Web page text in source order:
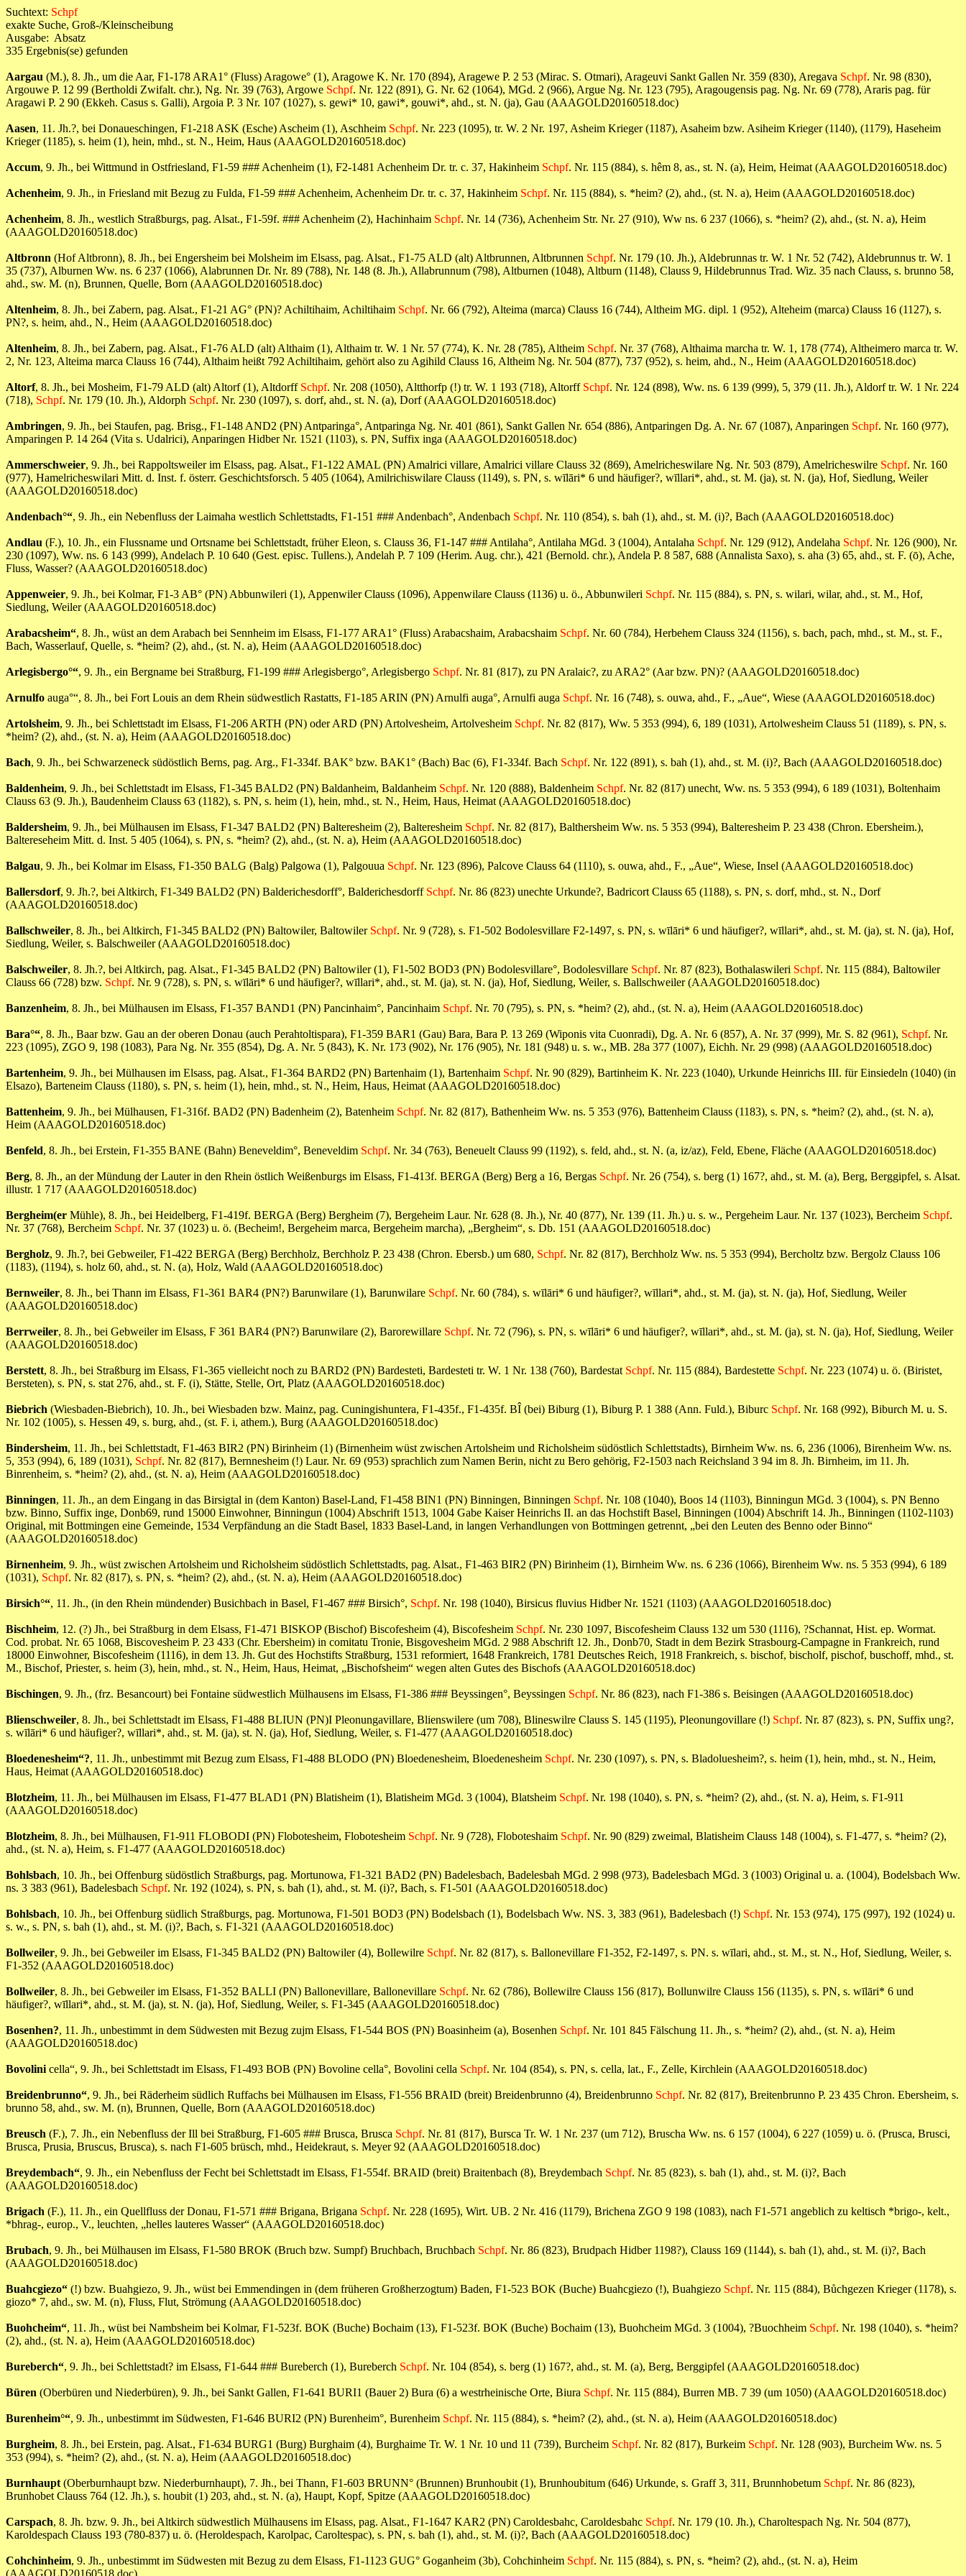
Suchtext: Schpf
exakte Suche, Groß-/Kleinscheibung
Ausgabe: Absatz
335 Ergebnis(se) gefunden
Aargau (M.), 8. Jh., um die Aar, F1-178 ARA1° (Fluss) Aragowe° (1), Aragowe K. Nr. 170 (894), Aragewe P. 2 53 (Mirac. S. Otmari), Arageuvi Sankt Gallen Nr. 359 (830), Aregava Schpf. Nr. 98 (830),
Argouwe P. 12 99 (Bertholdi Zwifalt. chr.), Ng. Nr. 39 (763), Argowe Schpf. Nr. 122 (891), G. Nr. 62 (1064), MGd. 2 (966), Argue Ng. Nr. 123 (795), Aragougensis pag. Ng. Nr. 69 (778), Araris pag. für
Aragawi P. 2 90 (Ekkeh. Casus s. Galli), Argoia P. 3 Nr. 107 (1027), s. gewi* 10, gawi*, gouwi*, ahd., st. N. (ja), Gau (AAAGOLD20160518.doc)
Aasen, 11. Jh.?, bei Donaueschingen, F1-218 ASK (Esche) Ascheim (1), Aschheim Schpf. Nr. 223 (1095), tr. W. 2 Nr. 197, Asheim Krieger (1187), Asaheim bzw. Asiheim Krieger (1140), (1179), Haseheim
Krieger (1185), s. heim (1), hein, mhd., st. N., Heim, Haus (AAAGOLD20160518.doc)
Accum, 9. Jh., bei Wittmund in Ostfriesland, F1-59 ### Achenheim (1), F2-1481 Achenheim Dr. tr. c. 37, Hakinheim Schpf. Nr. 115 (884), s. hêm 8, as., st. N. (a), Heim, Heimat (AAAGOLD20160518.doc)
Achenheim, 9. Jh., in Friesland mit Bezug zu Fulda, F1-59 ### Achenheim, Achenheim Dr. tr. c. 37, Hakinheim Schpf. Nr. 115 (884), s. *heim? (2), ahd., (st. N. a), Heim (AAAGOLD20160518.doc)
Achenheim, 8. Jh., westlich Straßburgs, pag. Alsat., F1-59f. ### Achenheim (2), Hachinhaim Schpf. Nr. 14 (736), Achenheim Str. Nr. 27 (910), Ww ns. 6 237 (1066), s. *heim? (2), ahd., (st. N. a), Heim
(AAAGOLD20160518.doc)
Altbronn (Hof Altbronn), 8. Jh., bei Engersheim bei Molsheim im Elsass, pag. Alsat., F1-75 ALD (alt) Altbrunnen, Altbrunnen Schpf. Nr. 179 (10. Jh.), Aldebrunnas tr. W. 1 Nr. 52 (742), Aldebrunnus tr. W. 1
35 (737), Alburnen Ww. ns. 6 237 (1066), Alabrunnen Dr. Nr. 89 (788), Nr. 148 (8. Jh.), Allabrunnum (798), Altburnen (1048), Altburn (1148), Clauss 9, Hildebrunnus Trad. Wiz. 35 nach Clauss, s. brunno 58,
ahd., sw. M. (n), Brunnen, Quelle, Born (AAAGOLD20160518.doc)
Altenheim, 8. Jh., bei Zabern, pag. Alsat., F1-21 AG° (PN)? Achiltihaim, Achiltihaim Schpf. Nr. 66 (792), Alteima (marca) Clauss 16 (744), Altheim MG. dipl. 1 (952), Alteheim (marca) Clauss 16 (1127), s.
PN?, s. heim, ahd., N., Heim (AAAGOLD20160518.doc)
Altenheim, 8. Jh., bei Zabern, pag. Alsat., F1-76 ALD (alt) Althaim (1), Althaim tr. W. 1 Nr. 57 (774), K. Nr. 28 (785), Altheim Schpf. Nr. 37 (768), Althaima marcha tr. W. 1, 178 (774), Altheimero marca tr. W.
2, Nr. 123, Alteima marca Clauss 16 (744), Althaim heißt 792 Achiltihaim, gehört also zu Agihild Clauss 16, Altheim Ng. Nr. 504 (877), 737 (952), s. heim, ahd., N., Heim (AAAGOLD20160518.doc)
Altorf, 8. Jh., bei Mosheim, F1-79 ALD (alt) Altorf (1), Altdorff Schpf. Nr. 208 (1050), Altthorfp (!) tr. W. 1 193 (718), Altorff Schpf. Nr. 124 (898), Ww. ns. 6 139 (999), 5, 379 (11. Jh.), Aldorf tr. W. 1 Nr. 224
(718), Schpf. Nr. 179 (10. Jh.), Aldorph Schpf. Nr. 230 (1097), s. dorf, ahd., st. N. (a), Dorf (AAAGOLD20160518.doc)
Ambringen, 9. Jh., bei Staufen, pag. Brisg., F1-148 AND2 (PN) Antparinga°, Antparinga Ng. Nr. 401 (861), Sankt Gallen Nr. 654 (886), Antparingen Dg. A. Nr. 67 (1087), Anparingen Schpf. Nr. 160 (977),
Amparingen P. 14 264 (Vita s. Udalrici), Anparingen Hidber Nr. 1521 (1103), s. PN, Suffix inga (AAAGOLD20160518.doc)
Ammerschweier, 9. Jh., bei Rappoltsweiler im Elsass, pag. Alsat., F1-122 AMAL (PN) Amalrici villare, Amalrici villare Clauss 32 (869), Amelricheswilare Ng. Nr. 503 (879), Amelricheswilre Schpf. Nr. 160
(977), Hamelricheswilari Mitt. d. Inst. f. österr. Geschichtsforsch. 5 405 (1064), Amilrichiswilare Clauss (1149), s. PN, s. wīlāri* 6 und häufiger?, wīllari*, ahd., st. M. (ja), st. N. (ja), Hof, Siedlung, Weiler
(AAAGOLD20160518.doc)
Andenbach°“, 9. Jh., ein Nebenfluss der Laimaha westlich Schlettstadts, F1-151 ### Andenbach°, Andenbach Schpf. Nr. 110 (854), s. bah (1), ahd., st. M. (i)?, Bach (AAAGOLD20160518.doc)
Andlau (F.), 10. Jh., ein Flussname und Ortsname bei Schlettstadt, früher Eleon, s. Clauss 36, F1-147 ### Antilaha°, Antilaha MGd. 3 (1004), Antalaha Schpf. Nr. 129 (912), Andelaha Schpf. Nr. 126 (900), Nr.
230 (1097), Ww. ns. 6 143 (999), Andelach P. 10 640 (Gest. episc. Tullens.), Andelah P. 7 109 (Herim. Aug. chr.), 421 (Bernold. chr.), Andela P. 8 587, 688 (Annalista Saxo), s. aha (3) 65, ahd., st. F. (ō), Ache,
Fluss, Wasser? (AAAGOLD20160518.doc)
Appenweier, 9. Jh., bei Kolmar, F1-3 AB° (PN) Abbunwileri (1), Appenwiler Clauss (1096), Appenwilare Clauss (1136) u. ö., Abbunwileri Schpf. Nr. 115 (884), s. PN, s. wilari, wilar, ahd., st. M., Hof,
Siedlung, Weiler (AAAGOLD20160518.doc)
Arabacsheim“, 8. Jh., wüst an dem Arabach bei Sennheim im Elsass, F1-177 ARA1° (Fluss) Arabacshaim, Arabacshaim Schpf. Nr. 60 (784), Herbehem Clauss 324 (1156), s. bach, pach, mhd., st. M., st. F.,
Bach, Wasserlauf, Quelle, s. *heim? (2), ahd., (st. N. a), Heim (AAAGOLD20160518.doc)
Arlegisbergo°“, 9. Jh., ein Bergname bei Straßburg, F1-199 ### Arlegisbergo°, Arlegisbergo Schpf. Nr. 81 (817), zu PN Aralaic?, zu ARA2° (Aar bzw. PN)? (AAAGOLD20160518.doc)
Arnulfo auga°“, 8. Jh., bei Fort Louis an dem Rhein südwestlich Rastatts, F1-185 ARIN (PN) Arnulfi auga°, Arnulfi auga Schpf. Nr. 16 (748), s. ouwa, ahd., F., „Aue“, Wiese (AAAGOLD20160518.doc)
Artolsheim, 9. Jh., bei Schlettstadt im Elsass, F1-206 ARTH (PN) oder ARD (PN) Artolvesheim, Artolvesheim Schpf. Nr. 82 (817), Ww. 5 353 (994), 6, 189 (1031), Artolwesheim Clauss 51 (1189), s. PN, s.
*heim? (2), ahd., (st. N. a), Heim (AAAGOLD20160518.doc)
Bach, 9. Jh., bei Schwarzeneck südöstlich Berns, pag. Arg., F1-334f. BAK° bzw. BAK1° (Bach) Bac (6), F1-334f. Bach Schpf. Nr. 122 (891), s. bah (1), ahd., st. M. (i)?, Bach (AAAGOLD20160518.doc)
Baldenheim, 9. Jh., bei Schlettstadt im Elsass, F1-345 BALD2 (PN) Baldanheim, Baldanheim Schpf. Nr. 120 (888), Baldenheim Schpf. Nr. 82 (817) unecht, Ww. ns. 5 353 (994), 6 189 (1031), Boltenhaim
Clauss 63 (9. Jh.), Baudenheim Clauss 63 (1182), s. PN, s. heim (1), hein, mhd., st. N., Heim, Haus, Heimat (AAAGOLD20160518.doc)
Baldersheim, 9. Jh., bei Mülhausen im Elsass, F1-347 BALD2 (PN) Balteresheim (2), Balteresheim Schpf. Nr. 82 (817), Balthersheim Ww. ns. 5 353 (994), Balteresheim P. 23 438 (Chron. Ebersheim.),
Baltereseheim Mitt. d. Inst. 5 405 (1064), s. PN, s. *heim? (2), ahd., (st. N. a), Heim (AAAGOLD20160518.doc)
Balgau, 9. Jh., bei Kolmar im Elsass, F1-350 BALG (Balg) Palgowa (1), Palgouua Schpf. Nr. 123 (896), Palcove Clauss 64 (1110), s. ouwa, ahd., F., „Aue“, Wiese, Insel (AAAGOLD20160518.doc)
Ballersdorf, 9. Jh.?, bei Altkirch, F1-349 BALD2 (PN) Balderichesdorff°, Balderichesdorff Schpf. Nr. 86 (823) unechte Urkunde?, Badricort Clauss 65 (1188), s. PN, s. dorf, mhd., st. N., Dorf
(AAAGOLD20160518.doc)
Ballschweiler, 8. Jh., bei Altkirch, F1-345 BALD2 (PN) Baltowiler, Baltowiler Schpf. Nr. 9 (728), s. F1-502 Bodolesvillare F2-1497, s. PN, s. wīlāri* 6 und häufiger?, wīllari*, ahd., st. M. (ja), st. N. (ja), Hof,
Siedlung, Weiler, s. Balschweiler (AAAGOLD20160518.doc)
Balschweiler, 8. Jh.?, bei Altkirch, pag. Alsat., F1-345 BALD2 (PN) Baltowiler (1), F1-502 BOD3 (PN) Bodolesvillare°, Bodolesvillare Schpf. Nr. 87 (823), Bothalaswileri Schpf. Nr. 115 (884), Baltowiler
Clauss 66 (728) bzw. Schpf. Nr. 9 (728), s. PN, s. wīlāri* 6 und häufiger?, wīllari*, ahd., st. M. (ja), st. N. (ja), Hof, Siedlung, Weiler, s. Ballschweiler (AAAGOLD20160518.doc)
Banzenheim, 8. Jh., bei Mülhausen im Elsass, F1-357 BAND1 (PN) Pancinhaim°, Pancinhaim Schpf. Nr. 70 (795), s. PN, s. *heim? (2), ahd., (st. N. a), Heim (AAAGOLD20160518.doc)
Bara°“, 8. Jh., Baar bzw. Gau an der oberen Donau (auch Perahtoltispara), F1-359 BAR1 (Gau) Bara, Bara P. 13 269 (Wiponis vita Cuonradi), Dg. A. Nr. 6 (857), A. Nr. 37 (999), Mr. S. 82 (961), Schpf. Nr.
223 (1095), ZGO 9, 198 (1083), Para Ng. Nr. 355 (854), Dg. A. Nr. 5 (843), K. Nr. 173 (902), Nr. 176 (905), Nr. 181 (948) u. s. w., MB. 28a 377 (1007), Eichh. Nr. 29 (998) (AAAGOLD20160518.doc)
Bartenheim, 9. Jh., bei Mülhausen im Elsass, pag. Alsat., F1-364 BARD2 (PN) Bartenhaim (1), Bartenhaim Schpf. Nr. 90 (829), Bartinheim K. Nr. 223 (1040), Urkunde Heinrichs III. für Einsiedeln (1040) (in
Elsazo), Barteneim Clauss (1180), s. PN, s. heim (1), hein, mhd., st. N., Heim, Haus, Heimat (AAAGOLD20160518.doc)
Battenheim, 9. Jh., bei Mülhausen, F1-316f. BAD2 (PN) Badenheim (2), Batenheim Schpf. Nr. 82 (817), Bathenheim Ww. ns. 5 353 (976), Battenheim Clauss (1183), s. PN, s. *heim? (2), ahd., (st. N. a),
Heim (AAAGOLD20160518.doc)
Benfeld, 8. Jh., bei Erstein, F1-355 BANE (Bahn) Beneveldim°, Beneveldim Schpf. Nr. 34 (763), Beneuelt Clauss 99 (1192), s. feld, ahd., st. N. (a, iz/az), Feld, Ebene, Fläche (AAAGOLD20160518.doc)
Berg, 8. Jh., an der Mündung der Lauter in den Rhein östlich Weißenburgs im Elsass, F1-413f. BERGA (Berg) Berg a 16, Bergas Schpf. Nr. 26 (754), s. berg (1) 167?, ahd., st. M. (a), Berg, Berggipfel, s. Alsat.
illustr. 1 717 (AAAGOLD20160518.doc)
Bergheim(er Mühle), 8. Jh., bei Heidelberg, F1-419f. BERGA (Berg) Bergheim (7), Bergeheim Laur. Nr. 628 (8. Jh.), Nr. 40 (877), Nr. 139 (11. Jh.) u. s. w., Pergeheim Laur. Nr. 137 (1023), Bercheim Schpf.
Nr. 37 (768), Bercheim Schpf. Nr. 37 (1023) u. ö. (Becheim!, Bergeheim marca, Bergeheim marcha), „Bergheim“, s. Db. 151 (AAAGOLD20160518.doc)
Bergholz, 9. Jh.?, bei Gebweiler, F1-422 BERGA (Berg) Berchholz, Berchholz P. 23 438 (Chron. Ebersb.) um 680, Schpf. Nr. 82 (817), Berchholz Ww. ns. 5 353 (994), Bercholtz bzw. Bergolz Clauss 106
(1183), (1194), s. holz 60, ahd., st. N. (a), Holz, Wald (AAAGOLD20160518.doc)
Bernweiler, 8. Jh., bei Thann im Elsass, F1-361 BAR4 (PN?) Barunwilare (1), Barunwilare Schpf. Nr. 60 (784), s. wīlāri* 6 und häufiger?, wīllari*, ahd., st. M. (ja), st. N. (ja), Hof, Siedlung, Weiler
(AAAGOLD20160518.doc)
Berrweiler, 8. Jh., bei Gebweiler im Elsass, F 361 BAR4 (PN?) Barunwilare (2), Barorewillare Schpf. Nr. 72 (796), s. PN, s. wīlāri* 6 und häufiger?, wīllari*, ahd., st. M. (ja), st. N. (ja), Hof, Siedlung, Weiler
(AAAGOLD20160518.doc)
Berstett, 8. Jh., bei Straßburg im Elsass, F1-365 vielleicht noch zu BARD2 (PN) Bardesteti, Bardesteti tr. W. 1 Nr. 138 (760), Bardestat Schpf. Nr. 115 (884), Bardestette Schpf. Nr. 223 (1074) u. ö. (Biristet,
Bersteten), s. PN, s. stat 276, ahd., st. F. (i), Stätte, Stelle, Ort, Platz (AAAGOLD20160518.doc)
Biebrich (Wiesbaden-Biebrich), 10. Jh., bei Wiesbaden bzw. Mainz, pag. Cuningishuntera, F1-435f., F1-435f. BÎ (bei) Biburg (1), Biburg P. 1 388 (Ann. Fuld.), Biburc Schpf. Nr. 168 (992), Biburch M. u. S.
Nr. 102 (1005), s. Hessen 49, s. burg, ahd., (st. F. i, athem.), Burg (AAAGOLD20160518.doc)
Bindersheim, 11. Jh., bei Schlettstadt, F1-463 BIR2 (PN) Birinheim (1) (Birnenheim wüst zwischen Artolsheim und Richolsheim südöstlich Schlettstadts), Birnheim Ww. ns. 6, 236 (1006), Birenheim Ww. ns.
5, 353 (994), 6, 189 (1031), Schpf. Nr. 82 (817), Bernnesheim (!) Laur. Nr. 69 (953) sprachlich zum Namen Berin, nicht zu Bero gehörig, F2-1503 nach Reichsland 3 94 im 8. Jh. Birnheim, im 11. Jh.
Binrenheim, s. *heim? (2), ahd., (st. N. a), Heim (AAAGOLD20160518.doc)
Binningen, 11. Jh., an dem Eingang in das Birsigtal in (dem Kanton) Basel-Land, F1-458 BIN1 (PN) Binningen, Binningen Schpf. Nr. 108 (1040), Boos 14 (1103), Binningun MGd. 3 (1004), s. PN Benno
bzw. Binno, Suffix inge, Donb69, rund 15000 Einwohner, Binningun (1004) Abschrift 1513, 1004 Gabe Kaiser Heinrichs II. an das Hochstift Basel, Binningen (1004) Abschrift 14. Jh., Binningen (1102-1103)
Original, mit Bottmingen eine Gemeinde, 1534 Verpfändung an die Stadt Basel, 1833 Basel-Land, in langen Verhandlungen von Bottmingen getrennt, „bei den Leuten des Benno oder Binno“
(AAAGOLD20160518.doc)
Birnenheim, 9. Jh., wüst zwischen Artolsheim und Richolsheim südöstlich Schlettstadts, pag. Alsat., F1-463 BIR2 (PN) Birinheim (1), Birnheim Ww. ns. 6 236 (1066), Birenheim Ww. ns. 5 353 (994), 6 189
(1031), Schpf. Nr. 82 (817), s. PN, s. *heim? (2), ahd., (st. N. a), Heim (AAAGOLD20160518.doc)
Birsich°“, 11. Jh., (in den Rhein mündender) Busichbach in Basel, F1-467 ### Birsich°, Schpf. Nr. 198 (1040), Birsicus fluvius Hidber Nr. 1521 (1103) (AAAGOLD20160518.doc)
Bischheim, 12. (?) Jh., bei Straßburg in dem Elsass, F1-471 BISKOP (Bischof) Biscofesheim (4), Biscofesheim Schpf. Nr. 230 1097, Biscofesheim Clauss 132 um 530 (1116), ?Schannat, Hist. ep. Wormat.
Cod. probat. Nr. 65 1068, Biscovesheim P. 23 433 (Chr. Ebersheim) in comitatu Tronie, Bisgovesheim MGd. 2 988 Abschrift 12. Jh., Donb70, Stadt in dem Bezirk Strasbourg-Campagne in Frankreich, rund
18000 Einwohner, Biscofesheim (1116), in dem 13. Jh. Gut des Hochstifts Straßburg, 1531 reformiert, 1648 Frankreich, 1781 Deutsches Reich, 1918 Frankreich, s. bischof, bischolf, pischof, buschoff, mhd., st.
M., Bischof, Priester, s. heim (3), hein, mhd., st. N., Heim, Haus, Heimat, „Bischofsheim“ wegen alten Gutes des Bischofs (AAAGOLD20160518.doc)
Bischingen, 9. Jh., (frz. Besancourt) bei Fontaine südwestlich Mülhausens im Elsass, F1-386 ### Beyssingen°, Beyssingen Schpf. Nr. 86 (823), nach F1-386 s. Beisingen (AAAGOLD20160518.doc)
Blienschweiler, 8. Jh., bei Schlettstadt im Elsass, F1-488 BLIUN (PN)I Pleonungavillare, Blienswilere (um 708), Blineswilre Clauss S. 145 (1195), Pleonungovillare (!) Schpf. Nr. 87 (823), s. PN, Suffix ung?,
s. wīlāri* 6 und häufiger?, wīllari*, ahd., st. M. (ja), st. N. (ja), Hof, Siedlung, Weiler, s. F1-477 (AAAGOLD20160518.doc)
Bloedenesheim“?, 11. Jh., unbestimmt mit Bezug zum Elsass, F1-488 BLODO (PN) Bloedenesheim, Bloedenesheim Schpf. Nr. 230 (1097), s. PN, s. Bladoluesheim?, s. heim (1), hein, mhd., st. N., Heim,
Haus, Heimat (AAAGOLD20160518.doc)
Blotzheim, 11. Jh., bei Mülhausen im Elsass, F1-477 BLAD1 (PN) Blatisheim (1), Blatisheim MGd. 3 (1004), Blatsheim Schpf. Nr. 198 (1040), s. PN, s. *heim? (2), ahd., (st. N. a), Heim, s. F1-911
(AAAGOLD20160518.doc)
Blotzheim, 8. Jh., bei Mülhausen, F1-911 FLOBODI (PN) Flobotesheim, Flobotesheim Schpf. Nr. 9 (728), Floboteshaim Schpf. Nr. 90 (829) zweimal, Blatisheim Clauss 148 (1004), s. F1-477, s. *heim? (2),
ahd., (st. N. a), Heim, s. F1-477 (AAAGOLD20160518.doc)
Bohlsbach, 10. Jh., bei Offenburg südöstlich Straßburgs, pag. Mortunowa, F1-321 BAD2 (PN) Badelesbach, Badelesbah MGd. 2 998 (973), Badelesbach MGd. 3 (1003) Original u. a. (1004), Bodelsbach Ww.
ns. 3 383 (961), Badelesbach Schpf. Nr. 192 (1024), s. PN, s. bah (1), ahd., st. M. (i)?, Bach, s. F1-501 (AAAGOLD20160518.doc)
Bohlsbach, 10. Jh., bei Offenburg südlich Straßburgs, pag. Mortunowa, F1-501 BOD3 (PN) Bodelsbach (1), Bodelsbach Ww. NS. 3, 383 (961), Badelesbach (!) Schpf. Nr. 153 (974), 175 (997), 192 (1024) u.
s. w., s. PN, s. bah (1), ahd., st. M. (i)?, Bach, s. F1-321 (AAAGOLD20160518.doc)
Bollweiler, 9. Jh., bei Gebweiler im Elsass, F1-345 BALD2 (PN) Baltowiler (4), Bollewilre Schpf. Nr. 82 (817), s. Ballonevillare F1-352, F2-1497, s. PN. s. wīlari, ahd., st. M., st. N., Hof, Siedlung, Weiler, s.
F1-352 (AAAGOLD20160518.doc)
Bollweiler, 8. Jh., bei Gebweiler im Elsass, F1-352 BALLI (PN) Ballonevillare, Ballonevillare Schpf. Nr. 62 (786), Bollewilre Clauss 156 (817), Bollunwilre Clauss 156 (1135), s. PN, s. wīlāri* 6 und
häufiger?, wīllari*, ahd., st. M. (ja), st. N. (ja), Hof, Siedlung, Weiler, s. F1-345 (AAAGOLD20160518.doc)
Bosenhen?, 11. Jh., unbestimmt in dem Südwesten mit Bezug zujm Elsass, F1-544 BOS (PN) Boasinheim (a), Bosenhen Schpf. Nr. 101 845 Fälschung 11. Jh., s. *heim? (2), ahd., (st. N. a), Heim
(AAAGOLD20160518.doc)
Bovolini cella“, 9. Jh., bei Schlettstadt im Elsass, F1-493 BOB (PN) Bovoline cella°, Bovolini cella Schpf. Nr. 104 (854), s. PN, s. cella, lat., F., Zelle, Kirchlein (AAAGOLD20160518.doc)
Breidenbrunno“, 9. Jh., bei Räderheim südlich Ruffachs bei Mülhausen im Elsass, F1-556 BRAID (breit) Breidenbrunno (4), Breidenbrunno Schpf. Nr. 82 (817), Breitenbrunno P. 23 435 Chron. Ebersheim, s.
brunno 58, ahd., sw. M. (n), Brunnen, Quelle, Born (AAAGOLD20160518.doc)
Breusch (F.), 7. Jh., ein Nebenfluss der Ill bei Straßburg, F1-605 ### Brusca, Brusca Schpf. Nr. 81 (817), Bursca Tr. W. 1 Nr. 237 (um 712), Bruscha Ww. ns. 6 157 (1004), 6 227 (1059) u. ö. (Prusca, Brusci,
Brusca, Prusia, Bruscus, Brusca), s. nach F1-605 brüsch, mhd., Heidekraut, s. Meyer 92 (AAAGOLD20160518.doc)
Breydembach“, 9. Jh., ein Nebenfluss der Fecht bei Schlettstadt im Elsass, F1-554f. BRAID (breit) Braitenbach (8), Breydembach Schpf. Nr. 85 (823), s. bah (1), ahd., st. M. (i)?, Bach
(AAAGOLD20160518.doc)
Brigach (F.), 11. Jh., ein Quellfluss der Donau, F1-571 ### Brigana, Brigana Schpf. Nr. 228 (1695), Wirt. UB. 2 Nr. 416 (1179), Brichena ZGO 9 198 (1083), nach F1-571 angeblich zu keltisch *brigo-, kelt.,
*bhrag-, europ., V., leuchten, „helles lauteres Wasser“ (AAAGOLD20160518.doc)
Brubach, 9. Jh., bei Mülhausen im Elsass, F1-580 BROK (Bruch bzw. Sumpf) Bruchbach, Bruchbach Schpf. Nr. 86 (823), Brudpach Hidber 1198?), Clauss 169 (1144), s. bah (1), ahd., st. M. (i)?, Bach
(AAAGOLD20160518.doc)
Buahcgiezo“ (!) bzw. Buahgiezo, 9. Jh., wüst bei Emmendingen in (dem früheren Großherzogtum) Baden, F1-523 BOK (Buche) Buahcgiezo (!), Buahgiezo Schpf. Nr. 115 (884), Bůchgezen Krieger (1178), s.
giozo* 7, ahd., sw. M. (n), Fluss, Flut, Strömung (AAAGOLD20160518.doc)
Buohcheim“, 11. Jh., wüst bei Nambsheim bei Kolmar, F1-523f. BOK (Buche) Bochaim (13), F1-523f. BOK (Buche) Bochaim (13), Buohcheim MGd. 3 (1004), ?Buochheim Schpf. Nr. 198 (1040), s. *heim?
(2), ahd., (st. N. a), Heim (AAAGOLD20160518.doc)
Bureberch“, 9. Jh., bei Schlettstadt? im Elsass, F1-644 ### Bureberch (1), Bureberch Schpf. Nr. 104 (854), s. berg (1) 167?, ahd., st. M. (a), Berg, Berggipfel (AAAGOLD20160518.doc)
Büren (Oberbüren und Niederbüren), 9. Jh., bei Sankt Gallen, F1-641 BURI1 (Bauer 2) Bura (6) a westrheinische Orte, Biura Schpf. Nr. 115 (884), Burren MB. 7 39 (um 1050) (AAAGOLD20160518.doc)
Burenheim°“, 9. Jh., unbestimmt im Südwesten, F1-646 BURI2 (PN) Burenheim°, Burenheim Schpf. Nr. 115 (884), s. *heim? (2), ahd., (st. N. a), Heim (AAAGOLD20160518.doc)
Burgheim, 8. Jh., bei Erstein, pag. Alsat., F1-634 BURG1 (Burg) Burghaim (4), Burghaime Tr. W. 1 Nr. 10 und 11 (739), Burcheim Schpf. Nr. 82 (817), Burkeim Schpf. Nr. 128 (903), Burcheim Ww. ns. 5
353 (994), s. *heim? (2), ahd., (st. N. a), Heim (AAAGOLD20160518.doc)
Burnhaupt (Oberburnhaupt bzw. Niederburnhaupt), 7. Jh., bei Thann, F1-603 BRUNN° (Brunnen) Brunhoubit (1), Brunhoubitum (646) Urkunde, s. Graff 3, 311, Brunnhobetum Schpf. Nr. 86 (823),
Brunhobet Clauss 764 (12. Jh.), s. houbit (1) 203, ahd., st. N. (a), Haupt, Kopf, Spitze (AAAGOLD20160518.doc)
Carspach, 8. Jh. bzw. 9. Jh., bei Altkirch südwestlich Mülhausens im Elsass, pag. Alsat., F1-1647 KAR2 (PN) Caroldesbahc, Caroldesbahc Schpf. Nr. 179 (10. Jh.), Charoltespach Ng. Nr. 504 (877),
Karoldespach Clauss 193 (780-837) u. ö. (Heroldespach, Karolpac, Caroltespac), s. PN, s. bah (1), ahd., st. M. (i)?, Bach (AAAGOLD20160518.doc)
Cohchinheim, 9. Jh., unbestimmt im Südwesten mit Bezug zu dem Elsass, F1-1123 GUG° Goganheim (3b), Cohchinheim Schpf. Nr. 115 (884), s. PN, s. *heim? (2), ahd., (st. N. a), Heim
(AAAGOLD20160518.doc)